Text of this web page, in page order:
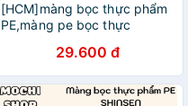
[HCM]màng bọc thực phẩm
PE,màng pe bọc thực
có thun,túi gấu có chun bọc
đồ ăn co giãn-fadico
29.600 đ